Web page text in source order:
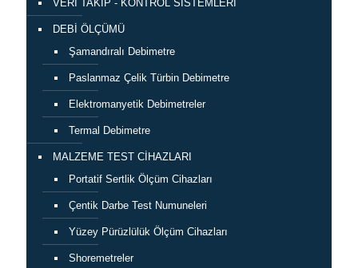
VERİ TAKİP - KONTROL SİSTEMLERİ
DEBİ ÖLÇÜMÜ
Şamandıralı Debimetre
Paslanmaz Çelik Türbin Debimetre
Elektromanyetik Debimetreler
Termal Debimetre
MALZEME TEST CİHAZLARI
Portatif Sertlik Ölçüm Cihazları
Çentik Darbe Test Numuneleri
Yüzey Pürüzlülük Ölçüm Cihazları
Shoremetreler